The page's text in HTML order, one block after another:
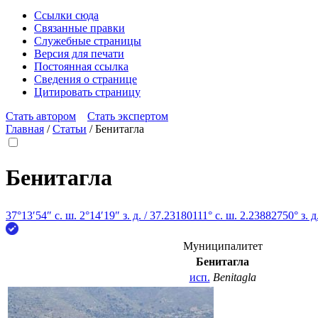
Ссылки сюда
Связанные правки
Служебные страницы
Версия для печати
Постоянная ссылка
Сведения о странице
Цитировать страницу
Стать автором
Стать экспертом
Главная /Статьи /Бенитагла
Бенитагла
37°13′54″ с. ш. 2°14′19″ з. д. /37.23180111° с. ш. 2.23882750° з. д.
Муниципалитет
Бенитагла
исп. Benitagla